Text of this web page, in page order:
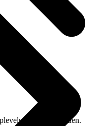
på hjemmesiden.